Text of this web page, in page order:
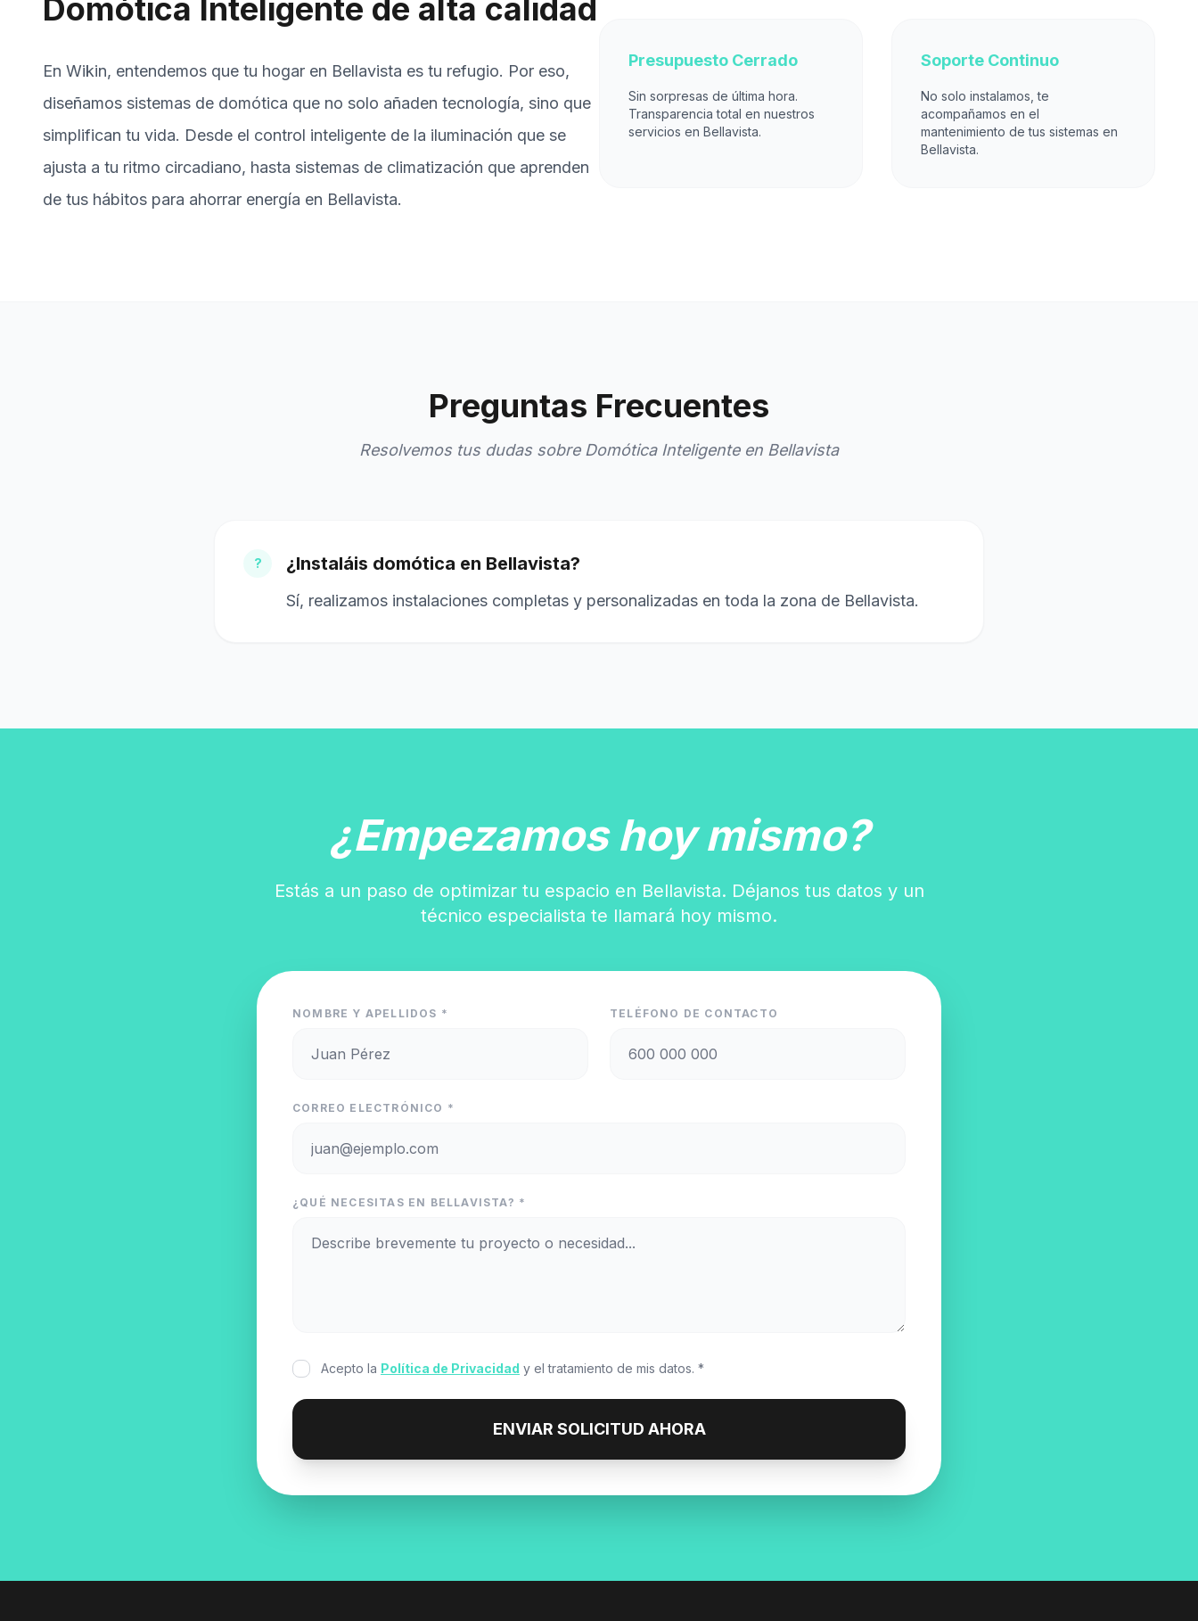
Domótica Inteligente de alta calidad
En Wikin, entendemos que tu hogar en Bellavista es tu refugio. Por eso,
diseñamos sistemas de domótica que no solo añaden tecnología, sino que
simplifican tu vida. Desde el control inteligente de la iluminación que se
ajusta a tu ritmo circadiano, hasta sistemas de climatización que aprenden
de tus hábitos para ahorrar energía en Bellavista.
Presupuesto Cerrado
Sin sorpresas de última hora.
Transparencia total en nuestros
servicios en Bellavista.
Soporte Continuo
No solo instalamos, te
acompañamos en el
mantenimiento de tus sistemas en
Bellavista.
Preguntas Frecuentes
Resolvemos tus dudas sobre Domótica Inteligente en Bellavista
? ¿Instaláis domótica en Bellavista?
Sí, realizamos instalaciones completas y personalizadas en toda la zona de Bellavista.
¿Empezamos hoy mismo?
Estás a un paso de optimizar tu espacio en Bellavista. Déjanos tus datos y un
técnico especialista te llamará hoy mismo.
NOMBRE Y APELLIDOS * TELÉFONO DE CONTACTO
CORREO ELECTRÓNICO *
¿QUÉ NECESITAS EN BELLAVISTA? *
Acepto la Política de Privacidad y el tratamiento de mis datos. *
ENVIAR SOLICITUD AHORA